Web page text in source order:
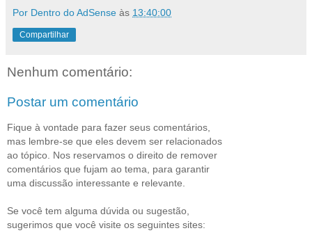
Por Dentro do AdSense às 13:40:00
Compartilhar
Nenhum comentário:
Postar um comentário
Fique à vontade para fazer seus comentários,
mas lembre-se que eles devem ser relacionados
ao tópico. Nos reservamos o direito de remover
comentários que fujam ao tema, para garantir
uma discussão interessante e relevante.
Se você tem alguma dúvida ou sugestão,
sugerimos que você visite os seguintes sites: